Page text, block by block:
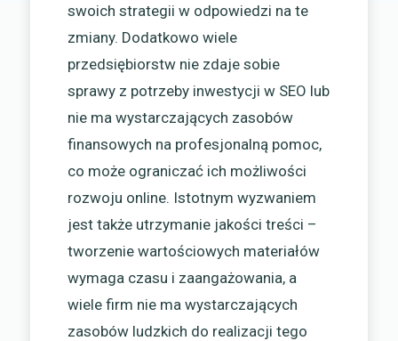
swoich strategii w odpowiedzi na te
zmiany. Dodatkowo wiele
przedsiębiorstw nie zdaje sobie
sprawy z potrzeby inwestycji w SEO lub
nie ma wystarczających zasobów
finansowych na profesjonalną pomoc,
co może ograniczać ich możliwości
rozwoju online. Istotnym wyzwaniem
jest także utrzymanie jakości treści –
tworzenie wartościowych materiałów
wymaga czasu i zaangażowania, a
wiele firm nie ma wystarczających
zasobów ludzkich do realizacji tego